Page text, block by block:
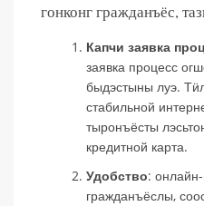
гонконг гражданъёс,
Капчи заявка
заявка процесс
быдэстыны луэ.
стабильной
тыронъёсты
кредитной карта.
Удобство: онлайн-
гражданъёслы,